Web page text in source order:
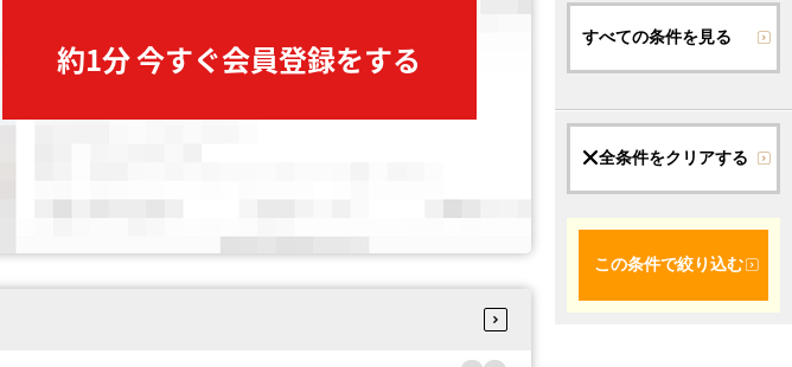
約1分 今すぐ会員登録をする
すべての条件を見る
全条件をクリアする
この条件で絞り込む